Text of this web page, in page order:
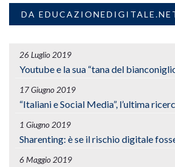
DA
26 Luglio 2019
Youtube e la sua “tana del
17 Giugno 2019
“Italiani e Social Media”, l’ultima
1 Giugno 2019
Sharenting: è se il rischio digitale
6 Maggio 2019